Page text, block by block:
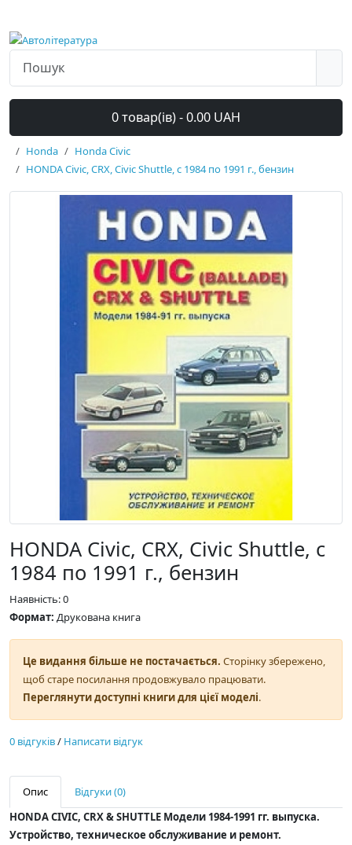
0 товар(ів) - 0.00 UAH
Honda
Honda Civic
HONDA Civic, CRX, Civic Shuttle, с 1984 по 1991 г., бензин
HONDA Civic, CRX, Civic Shuttle, с
1984 по 1991 г., бензин
Наявність: 0
Формат: Друкована книга
Це видання більше не постачається. Сторінку збережено,
щоб старе посилання продовжувало працювати.
Переглянути доступні книги для цієї моделі.
0 відгуків/ Написати відгук
Опис
Відгуки (0)
HONDA CIVIC, CRX & SHUTTLE Модели 1984-1991 гг. выпуска.
Устройство, техническое обслуживание и ремонт.